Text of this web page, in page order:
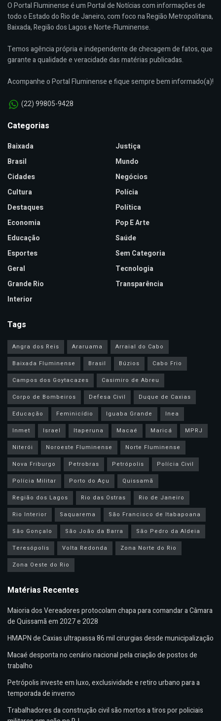
O Portal Fluminense é um Portal de Notícias com informações de
todo o Estado do Rio de Janeiro, com foco na Região Metropolitana,
Baixada, Região dos Lagos e Norte-Fluminense.
Temos agência própria e independente de checagem de fatos, que
garante a qualidade e veracidade das matérias publicadas.
Acompanhe o Portal Fluminense e fique sempre bem informado(a)!
(22) 99805-9428
Categorias
Baixada
Brasil
Cidades
Cultura
Destaques
Economia
Educação
Esportes
Geral
Grande Rio
Interior
Justiça
Mundo
Negócios
Polícia
Política
Pop E Arte
Saúde
Sem Categoria
Tecnologia
Transparência
Tags
Angra dos Reis Araruama
Arraial do Cabo
Baixada Fluminense
Brasil Búzios
Cabo Frio
Campos dos Goytacazes
Casimiro de Abreu
Corpo de Bombeiros
Defesa Civil
Duque de Caxias
Educação
Feminicídio Iguaba Grande
Inea
Inmet
Israel Itaperuna Macaé Maricá
MPRJ
Niterói
Noroeste Fluminense
Norte Fluminense
Nova Friburgo
Petrobras Petrópolis
Polícia Civil
Polícia Militar
Porto do Açu
Quissamã
Região dos Lagos
Rio das Ostras
Rio de Janeiro
Rio Interior
Saquarema
São Francisco de Itabapoana
São Gonçalo
São João da Barra
São Pedro da Aldeia
Teresópolis
Volta Redonda
Zona Norte do Rio
Zona Oeste do Rio
Matérias Recentes
Maioria dos Vereadores protocolam chapa para comandar a Câmara
de Quissamã em 2027 e 2028
HMAPN de Caxias ultrapassa 86 mil cirurgias desde municipalização
Macaé desponta no cenário nacional pela criação de postos de
trabalho
Petrópolis investe em luxo, exclusividade e retiro urbano para a
temporada de inverno
Trabalhadores da construção civil são mortos a tiros por policiais